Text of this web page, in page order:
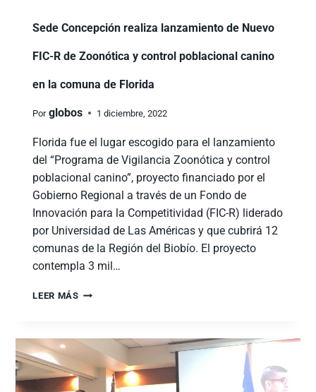
Sede Concepción realiza lanzamiento de Nuevo
FIC-R de Zoonótica y control poblacional canino
en la comuna de Florida
Por globos 1 diciembre, 2022
Florida fue el lugar escogido para el lanzamiento
del “Programa de Vigilancia Zoonótica y control
poblacional canino”, proyecto financiado por el
Gobierno Regional a través de un Fondo de
Innovación para la Competitividad (FIC-R) liderado
por Universidad de Las Américas y que cubrirá 12
comunas de la Región del Biobío. El proyecto
contempla 3 mil…
LEER MÁS